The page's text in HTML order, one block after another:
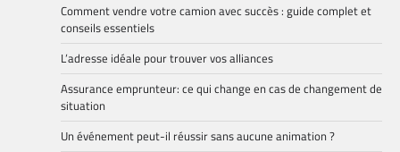
Comment vendre votre camion avec succès : guide complet et
conseils essentiels
L’adresse idéale pour trouver vos alliances
Assurance emprunteur: ce qui change en cas de changement de
situation
Un événement peut-il réussir sans aucune animation ?